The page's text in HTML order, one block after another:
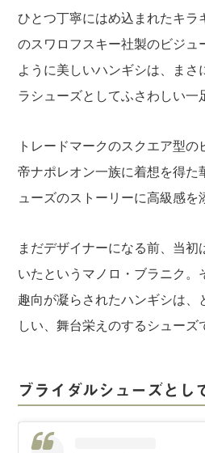
ひとつ丁寧にはめ込まれたキラ
のスワロフスキー社製のビジュ
ように美しいハンギシは、まさ
ラシューズとしてふさわしい一
トレードマークのスクエア型
帝ナポレオン一族に着想を得た
ューズのストーリーに高級感を
まだデザイナーになる前、当初
いたというマノロ・ブラニク。
趣向が凝らされたハンギシは、
しい、舞台栄えのするシューズ
ブライダルシューズとし